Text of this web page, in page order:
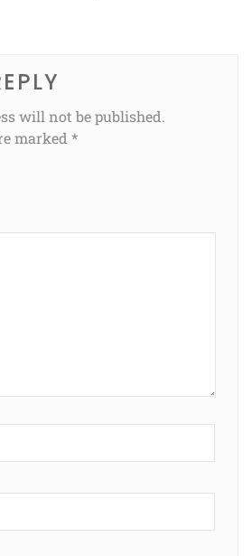
will not be published.
marked *